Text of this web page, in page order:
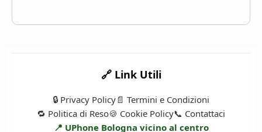
🔗 Link Utili
🔒 Privacy Policy📄 Termini e Condizioni
🔁 Politica di Reso🍪 Cookie Policy📞 Contattaci
📍 UPhone Bologna vicino al centro